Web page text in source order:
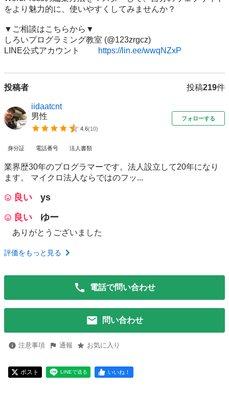
をより魅力的に、使いやすくしてみませんか？
▼ご相談はこちらから▼
しろいプログラミング教室 (@123zrgcz)
LINE公式アカウント
https://lin.ee/wwqNZxP
投稿者 投稿219件
iidaatcnt
男性
4.6(10)
フォローする
身分証 電話番号 法人書類
業界歴30年のプログラマーです。法人設立して20年になり
ます。 マイクロ法人ならではのフッ...
良い
ys
良い
ゆー
ありがとうございました
評価をもっと見る
電話で問い合わせ
問い合わせ
注意事項 通報 お気に入り
ポスト LINEで送る いいね！